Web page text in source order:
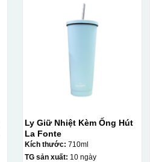
Ly Giữ Nhiệt Kèm Ống Hút
La Fonte
Kích thước: 710ml
TG sản xuất: 10 ngày